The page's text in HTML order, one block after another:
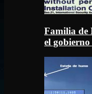
Familia de
el